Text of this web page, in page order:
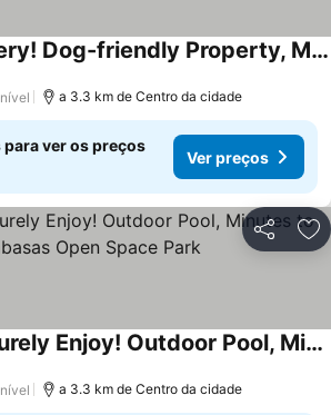
Mountain Scenery! Dog-friendly Property, Minutes to Calabasas Open Space Park
a 3.3 km de Centro da cidade
para ver os preços
Ver preços
Partilhar
A Place You'll Surely Enjoy! Outdoor Pool, Minutes to Calabasas Open Space Park
a 3.3 km de Centro da cidade